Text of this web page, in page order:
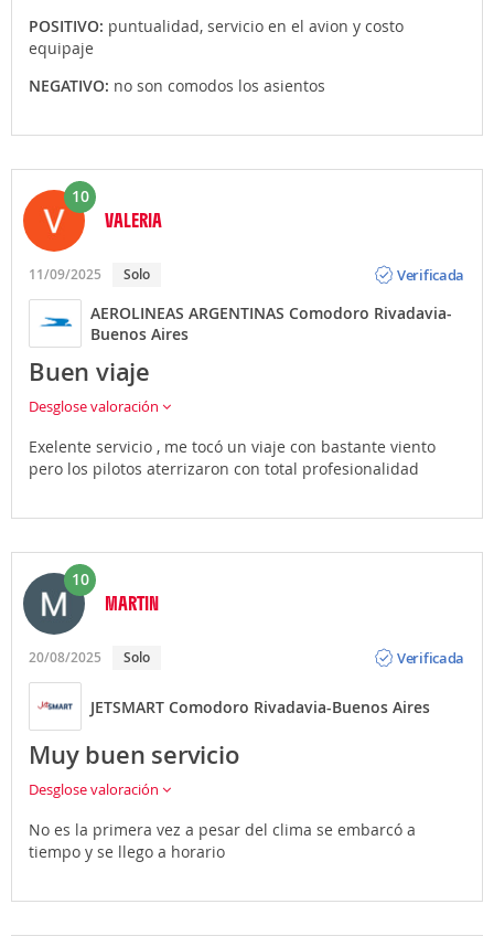
POSITIVO: puntualidad, servicio en el avion y costo
equipaje
NEGATIVO: no son comodos los asientos
10
VALERIA
11/09/2025 Solo
Verificada
AEROLINEAS ARGENTINAS Comodoro Rivadavia-
Buenos Aires
Buen viaje
Desglose valoración
Exelente servicio , me tocó un viaje con bastante viento
pero los pilotos aterrizaron con total profesionalidad
10
MARTIN
20/08/2025 Solo
Verificada
JETSMART Comodoro Rivadavia-Buenos Aires
Muy buen servicio
Desglose valoración
No es la primera vez a pesar del clima se embarcó a
tiempo y se llego a horario